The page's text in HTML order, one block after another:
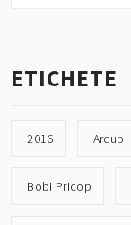
ETICHETE
2016 Arcub
Bobi Pricop